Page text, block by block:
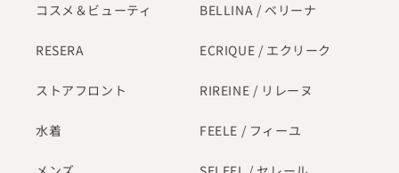
コスメ＆ビューティ
RESERA
ストアフロント
水着
BELLINA / ベリーナ
ECRIQUE / エクリーク
RIREINE / リレーヌ
FEELE / フィーユ